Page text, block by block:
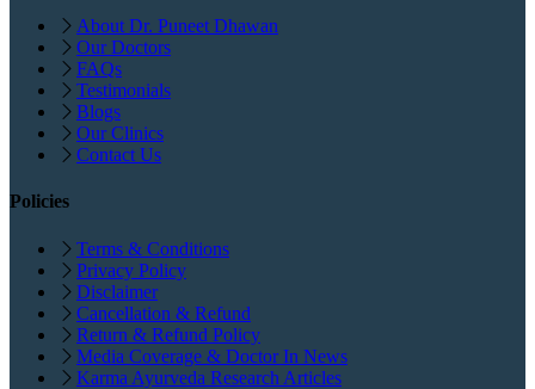
About Dr. Puneet Dhawan
Our Doctors
FAQs
Testimonials
Blogs
Our Clinics
Contact Us
Policies
Terms & Conditions
Privacy Policy
Disclaimer
Cancellation & Refund
Return & Refund Policy
Media Coverage & Doctor In News
Karma Ayurveda Research Articles